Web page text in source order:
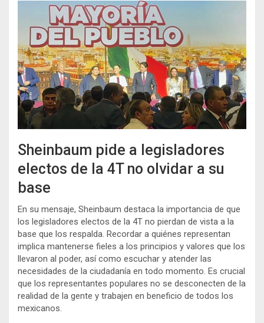
Sheinbaum pide a legisladores
electos de la 4T no olvidar a su
base
En su mensaje, Sheinbaum destaca la importancia de que
los legisladores electos de la 4T no pierdan de vista a la
base que los respalda. Recordar a quiénes representan
implica mantenerse fieles a los principios y valores que los
llevaron al poder, así como escuchar y atender las
necesidades de la ciudadanía en todo momento. Es crucial
que los representantes populares no se desconecten de la
realidad de la gente y trabajen en beneficio de todos los
mexicanos.